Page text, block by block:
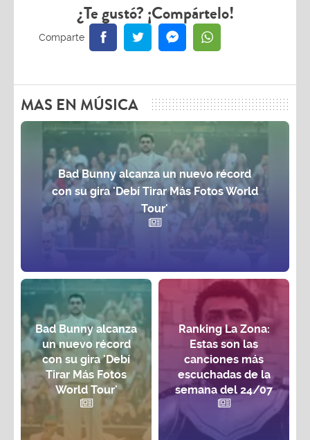
¿Te gustó? ¡Compártelo!
MAS EN MÚSICA
Bad Bunny alcanza un nuevo récord
con su gira 'Debí Tirar Más Fotos World
Tour'
Bad Bunny alcanza
un nuevo récord
con su gira 'Debí
Tirar Más Fotos
World Tour'
Ranking La Zona:
Estas son las
canciones más
escuchadas de la
semana del 24/07